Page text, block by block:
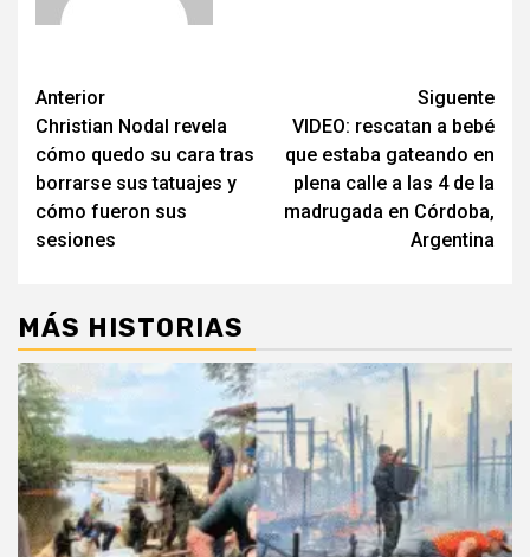
Post
navigation
Anterior
Christian Nodal revela
cómo quedo su cara tras
borrarse sus tatuajes y
cómo fueron sus
sesiones
Siguente
VIDEO: rescatan a bebé
que estaba gateando en
plena calle a las 4 de la
madrugada en Córdoba,
Argentina
MÁS HISTORIAS